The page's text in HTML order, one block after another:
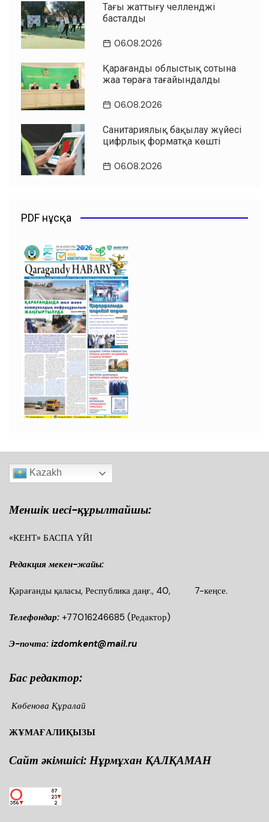
Таңғы жаттығу челленджі
басталды
06.08.2026
Қарағанды облыстық сотына
жаңа төраға тағайындалды
06.08.2026
Санитариялық бақылау жүйесі
цифрлық форматқа көшті
06.08.2026
PDF нұсқа
Kazakh
Меншік иесі-құрылтайшы:
«КЕНТ» БАСПА ҮЙІ
Редакция мекен-жайы:
Қарағанды қаласы, Республика даңғ., 40, 7-кеңсе.
Телефондар: +77016246685 (Редактор)
Э-почта: izdomkent@mail.ru
Бас редактор:
Көбенова Құралай
ЖҰМАҒАЛИҚЫЗЫ
Сайт әкімшісі: Нұрмұхан ҚАЛҚАМАН